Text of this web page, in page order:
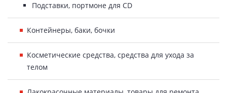
Подставки, портмоне для CD
Контейнеры, баки, бочки
Косметические средства, средства для ухода за
телом